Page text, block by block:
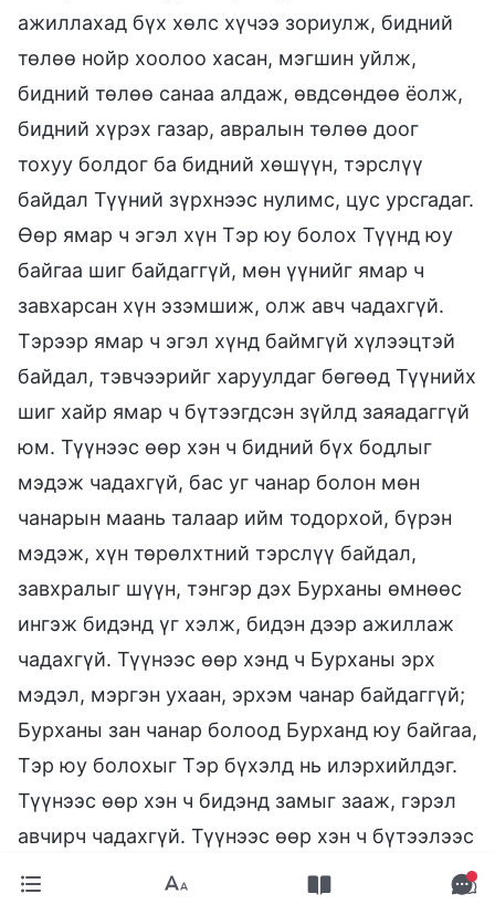
ажиллахад бүх хөлс хүчээ зориулж, бидний
төлөө нойр хоолоо хасан, мэгшин уйлж,
бидний төлөө санаа алдаж, өвдсөндөө ёолж,
бидний хүрэх газар, авралын төлөө доог
тохуу болдог ба бидний хөшүүн, тэрслүү
байдал Түүний зүрхнээс нулимс, цус урсгадаг.
Өөр ямар ч эгэл хүн Тэр юу болох Түүнд юу
байгаа шиг байдаггүй, мөн үүнийг ямар ч
завхарсан хүн эзэмшиж, олж авч чадахгүй.
Тэрээр ямар ч эгэл хүнд баймгүй хүлээцтэй
байдал, тэвчээрийг харуулдаг бөгөөд Түүнийх
шиг хайр ямар ч бүтээгдсэн зүйлд заяадаггүй
юм. Түүнээс өөр хэн ч бидний бүх бодлыг
мэдэж чадахгүй, бас уг чанар болон мөн
чанарын маань талаар ийм тодорхой, бүрэн
мэдэж, хүн төрөлхтний тэрслүү байдал,
завхралыг шүүн, тэнгэр дэх Бурханы өмнөөс
ингэж бидэнд үг хэлж, бидэн дээр ажиллаж
чадахгүй. Түүнээс өөр хэнд ч Бурханы эрх
мэдэл, мэргэн ухаан, эрхэм чанар байдаггүй;
Бурханы зан чанар болоод Бурханд юу байгаа,
Тэр юу болохыг Тэр бүхэлд нь илэрхийлдэг.
Түүнээс өөр хэн ч бидэнд замыг зааж, гэрэл
авчирч чадахгүй. Түүнээс өөр хэн ч бүтээлээс
хойш өнөөдрийг хүртэл Бурханы задлаагүй